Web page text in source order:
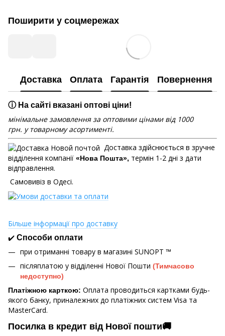
Поширити у соцмережах
Доставка Оплата Гарантія Повернення
ⓘ На сайті вказані оптові ціни!
мінімальне замовлення за оптовими цінами від 1000
грн. у товарному асортименті.
Доставка здійснюється в зручне
відділення компанії «Нова Пошта», термін 1-2 дні з дати
відправлення.
Самовивіз в Одесі.
Більше інформації про доставку
✔️ Способи оплати
при отриманні товару в магазині SUNOPT ™
післяплатою у відділенні Нової Пошти (Тимчасово
недоступно)
Платіжною карткою: Оплата проводиться картками будь-
якого банку, приналежних до платіжних систем Visa та
MasterCard.
Посилка в кредит від Нової пошти🚚